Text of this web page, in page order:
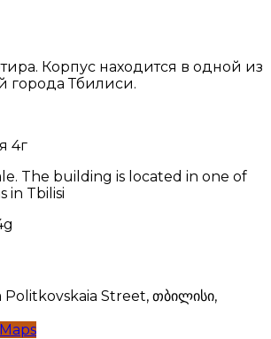
Корпус находится в одной из
города Тбилиси.
4г
The building is located in one of
in Tbilisi
Politkovskaia Street, თბილისი,